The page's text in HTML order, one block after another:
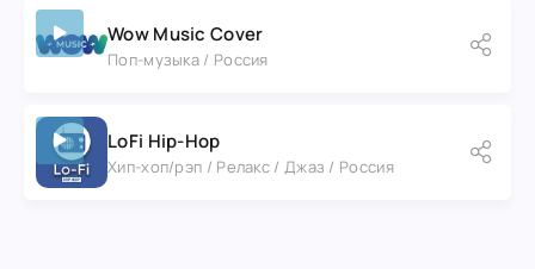
Wow Music Cover
Поп-музыка / Россия
LoFi Hip-Hop
Хип-хоп/рэп / Релакс / Джаз / Россия